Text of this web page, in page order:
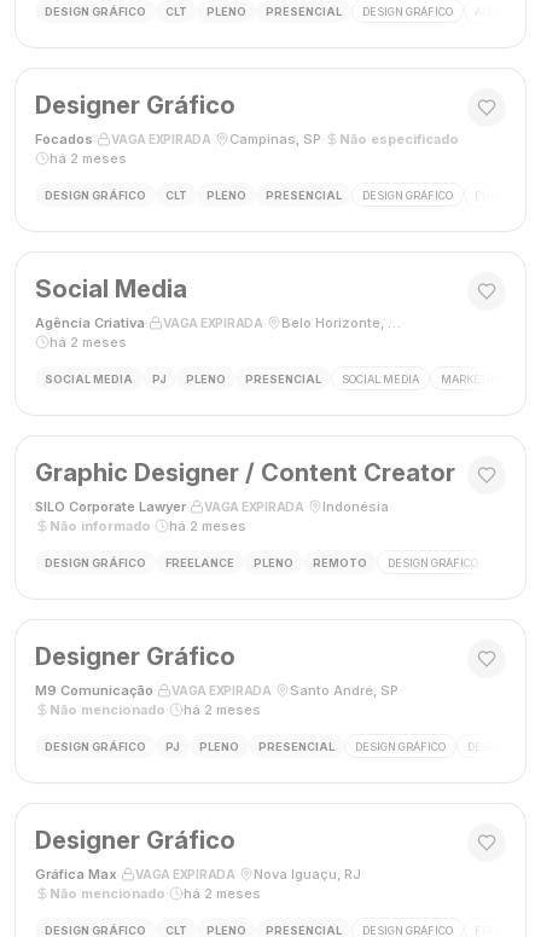
DESIGN GRÁFICO CLT PLENO PRESENCIAL DESIGN GRÁFICO ADOBE
Designer Gráfico
Focados VAGA EXPIRADA Campinas, SP Não especificado
há 2 meses
DESIGN GRÁFICO CLT PLENO PRESENCIAL DESIGN GRÁFICO PHOTOSHOP
Social Media
Agência Criativa VAGA EXPIRADA Belo Horizonte, Brasil
há 2 meses
SOCIAL MEDIA PJ PLENO PRESENCIAL SOCIAL MEDIA MARKETING
Graphic Designer / Content Creator
SILO Corporate Lawyer VAGA EXPIRADA Indonésia
Não informado
há 2 meses
DESIGN GRÁFICO FREELANCE PLENO REMOTO DESIGN GRÁFICO
Designer Gráfico
M9 Comunicação VAGA EXPIRADA Santo André, SP
Não mencionado
há 2 meses
DESIGN GRÁFICO PJ PLENO PRESENCIAL DESIGN GRÁFICO DESIGNER
Designer Gráfico
Gráfica Max VAGA EXPIRADA Nova Iguaçu, RJ
Não mencionado
há 2 meses
DESIGN GRÁFICO CLT PLENO PRESENCIAL DESIGN GRÁFICO